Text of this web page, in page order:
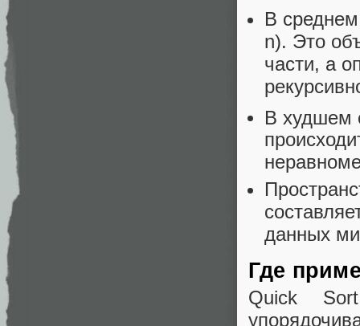
В
n). Это
части, а
В худшем
данных
Где
Quick